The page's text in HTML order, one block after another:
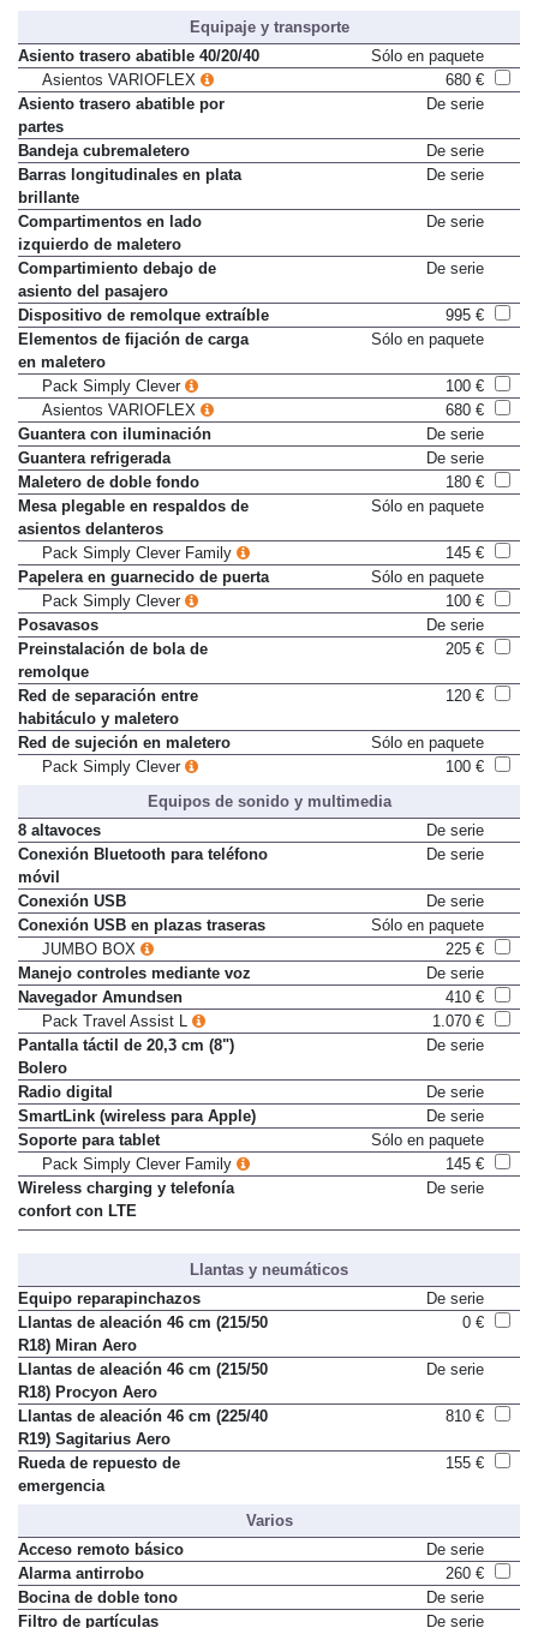
Equipaje y transporte
Asiento trasero abatible 40/20/40
Sólo en paquete
Asientos VARIOFLEX
680 €
Asiento trasero abatible por
partes
Bandeja cubremaletero
De serie
Barras longitudinales en plata
brillante
Compartimentos en lado
izquierdo de maletero
Compartimiento debajo de
asiento del pasajero
Dispositivo de remolque extraíble
995 €
Elementos de fijación de carga
en maletero
Pack Simply Clever
100 €
Asientos VARIOFLEX
680 €
Guantera con iluminación
De serie
Guantera refrigerada
De serie
Maletero de doble fondo
180 €
Mesa plegable en respaldos de
asientos delanteros
Pack Simply Clever Family
145 €
Papelera en guarnecido de puerta
Sólo en paquete
Pack Simply Clever
100 €
Posavasos
De serie
Preinstalación de bola de
remolque
Red de separación entre
habitáculo y maletero
Red de sujeción en maletero
Sólo en paquete
Equipos de sonido y multimedia
8 altavoces
De serie
Conexión Bluetooth para teléfono
móvil
Conexión USB
De serie
Conexión USB en plazas traseras
Sólo en paquete
JUMBO BOX
225 €
Manejo controles mediante voz
De serie
Navegador Amundsen
410 €
Pack Travel Assist L
1.070 €
Pantalla táctil de 20,3 cm (8")
Bolero
Radio digital
De serie
SmartLink (wireless para Apple)
De serie
Soporte para tablet
Sólo en paquete
Pack Simply Clever Family
145 €
Wireless charging y telefonía
confort con LTE
Llantas y neumáticos
Equipo reparapinchazos
De serie
Llantas de aleación 46 cm (215/50
R18) Miran Aero
Llantas de aleación 46 cm (215/50
R18) Procyon Aero
Llantas de aleación 46 cm (225/40
R19) Sagitarius Aero
Rueda de repuesto de
Varios
Acceso remoto básico
De serie
Alarma antirrobo
260 €
Bocina de doble tono
De serie